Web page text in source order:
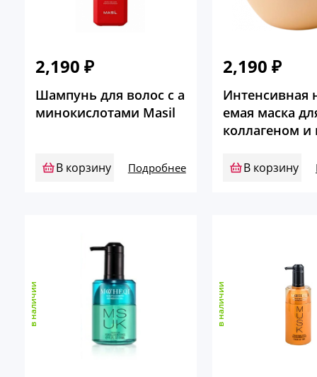
2,190 ₽
Шампунь для волос с а
минокислотами Masil
В корзину Подробнее
2,190₽
Интенсивная
емая маска
коллагеном
В корзину
в наличии в наличии